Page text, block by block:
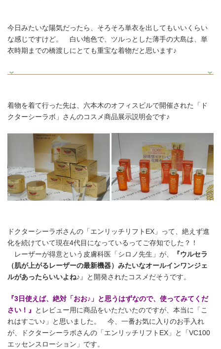
今日みたいな陽気だったら、そろそろ単衣を出してもいいくらい
な感じですけど。 白い地色で、ツルっとした薄手の大島は、単
衣時期までの橋渡しにとても重宝な着物だと思います♪
着物を着て行った先は、六本木のオフィスビルで開催された「ド
クターシーラボ」さんのコスメ商品展示説明会です♪
ドクターシーラボさんの「エンリッチリフトEX」って、絶えず進
化を続けていて現在4代目になっているってご存知でした？！
レーザーが得意という皮膚科医「シロノ先生」が、
『ウルセラ
（肌が上がるレーザーの最新機器）みたいなオールインワンジェ
ルがあったらいいよね♪ 』と開発されたコスメだそうです。
『3日使えば、絶対「おお♪」と思うはずなので、使ってみてくだ
さい！』
とレビュー用に商品をいただいたのですが、本当に「こ
れはすごい♪」と思いました。 今、一番お気に入りのお手入れ
が、ドクターシーラボさんの「エンリッチリフトEX」と「VC100
エッセンスローション」です。